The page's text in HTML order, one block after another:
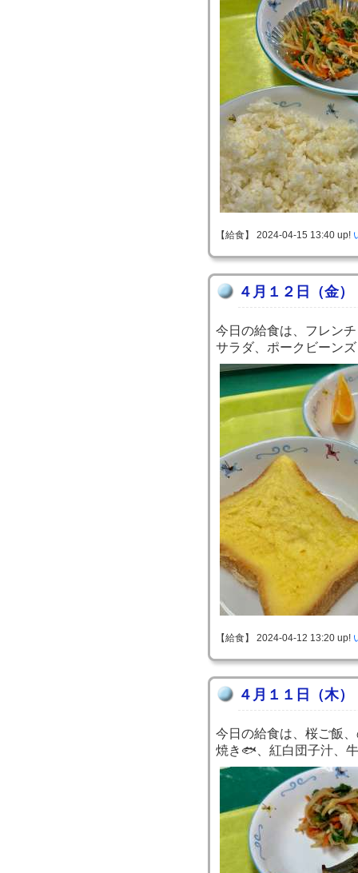
【給食】 2024-04-15 13:40 up!
４月１２日（金）
今日の給食は、フレン
サラダ、ポークビーン
【給食】 2024-04-12 13:20 up!
４月１１日（木）
今日の給食は、桜ご飯
焼き🐟、紅白団子汁、